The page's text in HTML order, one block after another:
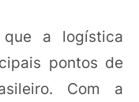
a logística
pontos de
Com a